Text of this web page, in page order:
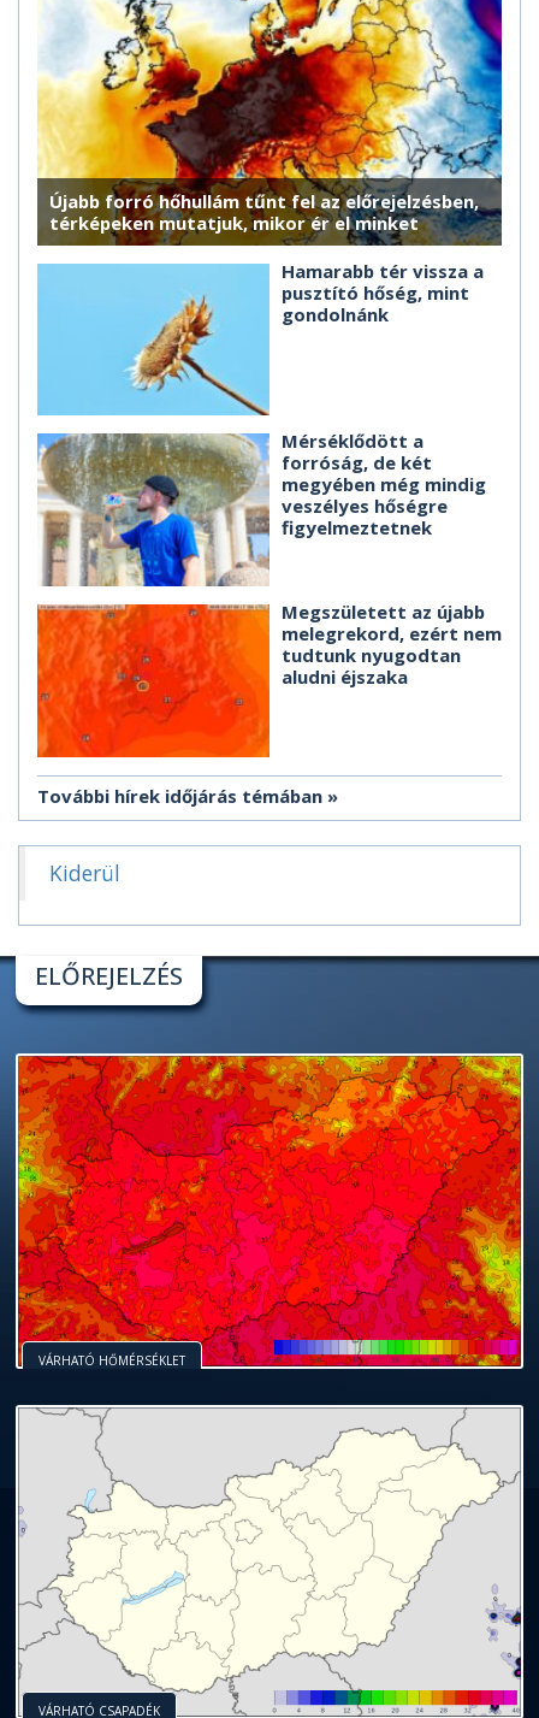
Újabb forró hőhullám tűnt fel az előrejelzésben,
térképeken mutatjuk, mikor ér el minket
Hamarabb tér vissza a
pusztító hőség, mint
gondolnánk
Mérséklődött a
forróság, de két
megyében még mindig
veszélyes hőségre
figyelmeztetnek
Megszületett az újabb
melegrekord, ezért nem
tudtunk nyugodtan
aludni éjszaka
További hírek időjárás témában
Kiderül
ELŐREJELZÉS
VÁRHATÓ HŐMÉRSÉKLET
VÁRHATÓ CSAPADÉK